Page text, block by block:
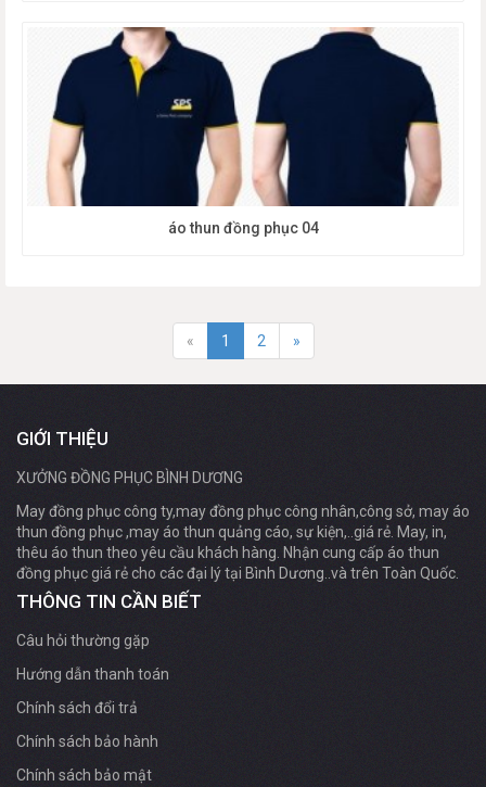
áo thun đồng phục 04
« 1 2 »
GIỚI THIỆU
XƯỞNG ĐỒNG PHỤC BÌNH DƯƠNG
May đồng phục công ty,may đồng phục công nhân,công sở, may áo
thun đồng phục ,may áo thun quảng cáo, sự kiện,..giá rẻ. May, in,
thêu áo thun theo yêu cầu khách hàng. Nhận cung cấp áo thun
đồng phục giá rẻ cho các đại lý tại Bình Dương..và trên Toàn Quốc.
THÔNG TIN CẦN BIẾT
Câu hỏi thường gặp
Hướng dẫn thanh toán
Chính sách đổi trả
Chính sách bảo hành
Chính sách bảo mật